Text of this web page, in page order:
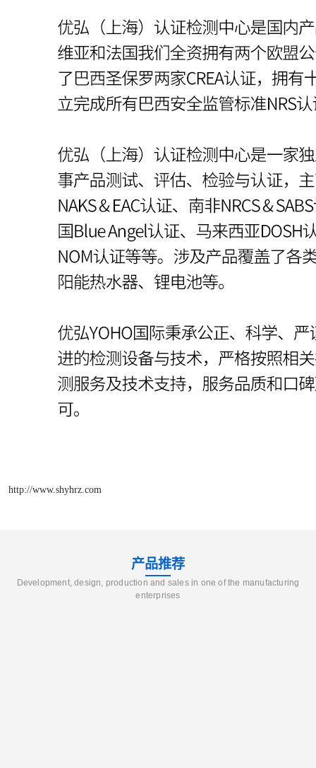
http://www.shyhrz.com
产品推荐
Development, design, production and sales in one of the manufacturing
enterprises